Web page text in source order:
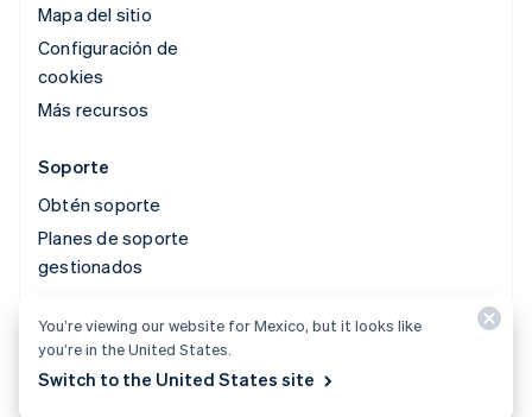
Mapa del sitio
Configuración de
cookies
Más recursos
Soporte
Obtén soporte
Planes de soporte
gestionados
© 2026 Stripe, LLC
You’re viewing our website for Mexico, but it looks like
you’re in the United States.
Switch to the United States site